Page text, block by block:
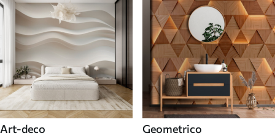
Art-deco Geometrico